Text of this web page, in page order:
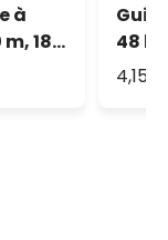
à
180
48
4,15 €